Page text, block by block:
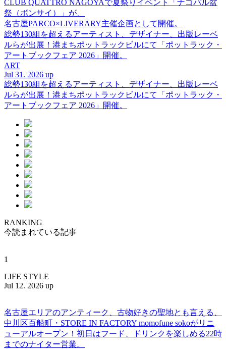
CLUB QUATTRO NAGOYAで夏祭りイベント「ナゴパル盆
祭（ボンサイ）」が、
名古屋PARCO×LIVERARY主催企画として開催。
総勢130組を超えるアーティスト、デザイナー、出版レーベ
ルらが出展！港まちポットラックビルにて「ポットラック・
アートブックフェア 2026」開催。
ART
Jul 31. 2026 up
総勢130組を超えるアーティスト、デザイナー、出版レーベ
ルらが出展！港まちポットラックビルにて「ポットラック・
アートブックフェア 2026」開催。
RANKING
今読まれている記事
1
LIFE STYLE
Jul 12. 2026 up
名古屋エリアのアンティーク、古物好きの聖地とも言える、
中川区百船町・STORE IN FACTORY momofune sokoがリニ
ューアルオープン！初日はフード、ドリンクを楽しめる22時
までのナイター営業。